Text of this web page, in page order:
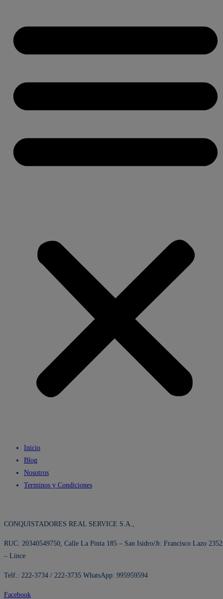
Inicio
Blog
Nosotros
Terminos y Condiciones
CONQUISTADORES REAL SERVICE S.A.,
RUC: 20340549750, Calle La Pinta 185 – San Isidro/Jr. Francisco Lazo 2352
– Lince
Telf.: 222-3734 / 222-3735 WhatsApp: 995959594
Facebook